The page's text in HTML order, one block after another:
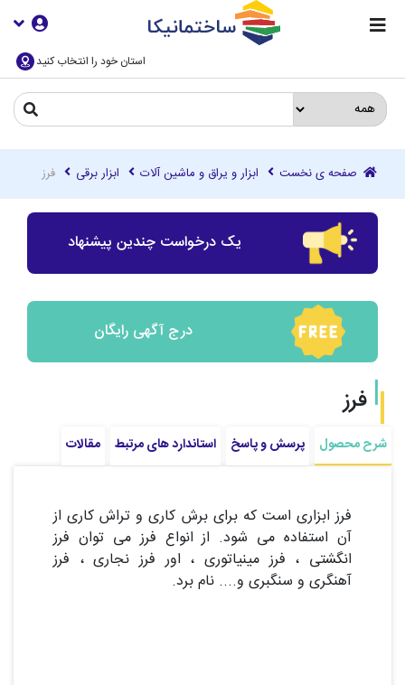
استان خود را انتخاب کنید
صفحه ی نخست ابزار و یراق و ماشین آلات ابزار برقی فرز
یک درخواست چندین پیشنهاد
درج آگهی رایگان
فرز
شرح محصول پرسش و پاسخ استاندارد های مرتبط مقالات
فرز ابزاری است که برای برش کاری و تراش کاری از
آن استفاده می شود. از انواع فرز می توان فرز
انگشتی ، فرز مینیاتوری ، اور فرز نجاری ، فرز
آهنگری و سنگبری و.... نام برد.